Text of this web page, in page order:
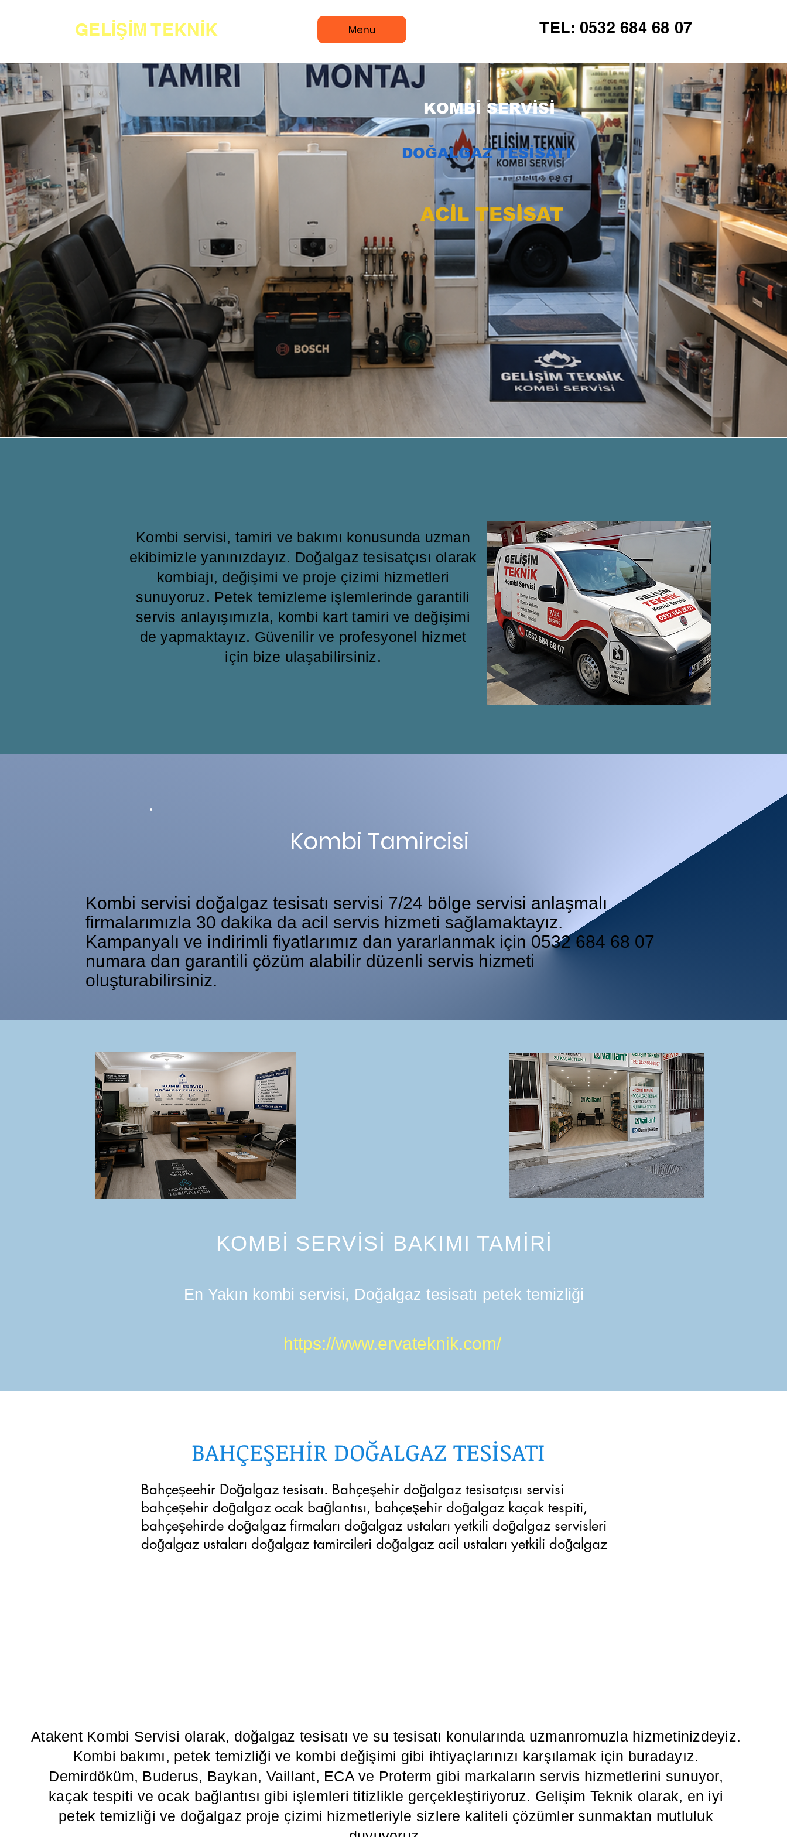
GELİŞİM TEKNİK Menu TEL: 0532 684 68 07
KOMBİ SERVİSİ
DOĞALGAZ TESİSATI
ACİL TESİSAT
Kombi servisi, tamiri ve bakımı konusunda uzman
ekibimizle yanınızdayız. Doğalgaz tesisatçısı olarak
kombiajı, değişimi ve proje çizimi hizmetleri
sunuyoruz. Petek temizleme işlemlerinde garantili
servis anlayışımızla, kombi kart tamiri ve değişimi
de yapmaktayız. Güvenilir ve profesyonel hizmet
için bize ulaşabilirsiniz.
Kombi Tamircisi
Kombi servisi doğalgaz tesisatı servisi 7/24 bölge servisi anlaşmalı
firmalarımızla 30 dakika da acil servis hizmeti sağlamaktayız.
Kampanyalı ve indirimli fiyatlarımız dan yararlanmak için 0532 684 68 07
numara dan garantili çözüm alabilir düzenli servis hizmeti
oluşturabilirsiniz.
KOMBİ SERVİSİ BAKIMI TAMİRİ
En Yakın kombi servisi, Doğalgaz tesisatı petek temizliği
https://www.ervateknik.com/
BAHÇEŞEHİR DOĞALGAZ TESİSATI
Bahçeşeehir Doğalgaz tesisatı. Bahçeşehir doğalgaz tesisatçısı servisi
bahçeşehir doğalgaz ocak bağlantısı, bahçeşehir doğalgaz kaçak tespiti,
bahçeşehirde doğalgaz firmaları doğalgaz ustaları yetkili doğalgaz servisleri
doğalgaz ustaları doğalgaz tamircileri doğalgaz acil ustaları yetkili doğalgaz
Atakent Kombi Servisi olarak, doğalgaz tesisatı ve su tesisatı konularında uzmanromuzla hizmetinizdeyiz.
Kombi bakımı, petek temizliği ve kombi değişimi gibi ihtiyaçlarınızı karşılamak için buradayız.
Demirdöküm, Buderus, Baykan, Vaillant, ECA ve Proterm gibi markaların servis hizmetlerini sunuyor,
kaçak tespiti ve ocak bağlantısı gibi işlemleri titizlikle gerçekleştiriyoruz. Gelişim Teknik olarak, en iyi
petek temizliği ve doğalgaz proje çizimi hizmetleriyle sizlere kaliteli çözümler sunmaktan mutluluk